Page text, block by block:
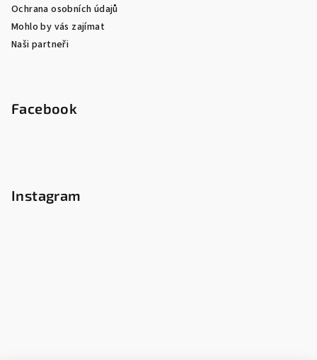
Ochrana osobních údajů
Mohlo by vás zajímat
Naši partneři
Facebook
Instagram